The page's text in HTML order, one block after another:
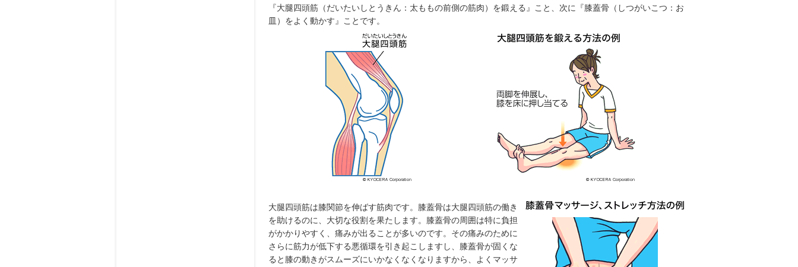
『大腿四頭筋（だいたいしとうきん：太ももの前側の筋肉）を鍛える』こと、次に『膝蓋骨（しつがいこつ：お
皿）をよく動かす』ことです。
大腿四頭筋は膝関節を伸ばす筋肉です。膝蓋骨は大腿四頭筋の働き
を助けるのに、大切な役割を果たします。膝蓋骨の周囲は特に負担
がかかりやすく、痛みが出ることが多いのです。その痛みのために
さらに筋力が低下する悪循環を引き起こしますし、膝蓋骨が固くな
ると膝の動きがスムーズにいかなくなくなりますから、よくマッサ